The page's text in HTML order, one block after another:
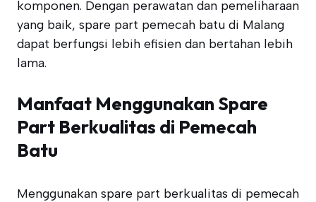
komponen. Dengan perawatan dan pemeliharaan
yang baik, spare part pemecah batu di Malang
dapat berfungsi lebih efisien dan bertahan lebih
lama.
Manfaat Menggunakan Spare
Part Berkualitas di Pemecah
Batu
Menggunakan spare part berkualitas di pemecah